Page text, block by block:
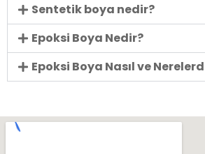
Sentetik boya nedir?
Epoksi Boya Nedir?
Epoksi Boya Nasıl ve